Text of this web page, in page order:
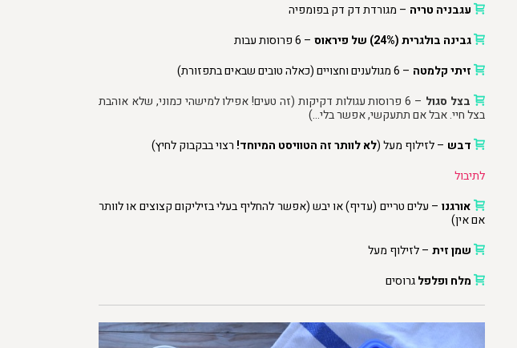
עגבניה טריה – מגורדת דק דק בפומפיה
גבינה בולגרית (24%) של פיראוס
– 6 פרוסות עבות
זיתי קלמטה – 6 מגולענים וחצויים (כאלה טובים שבאים בתפזורת)
בצל סגול
– 6 פרוסות עגולות דקיקות (זה טעים! אפילו למישהי כמוני, שלא אוהבת
בצל חיי. אבל אם תתעקשי, אפשר בלי…)
דבש – לזילוף מעל (לא לוותר זה הטוויסט המיוחד! רצוי בבקבוק לחיץ)
לתיבול
אורגנו– עלים טריים (עדיף) או יבש (אפשר להחליף בעלי בזיליקום קצוצים או לוותר
אם אין)
שמן זית – לזילוף מעל
מלח ופלפלגרוסים